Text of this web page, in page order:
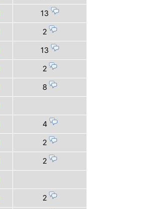
13
2
13
2
8
4
2
2
2